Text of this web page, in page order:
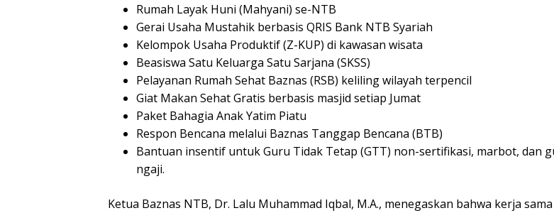
Rumah Layak Huni (Mahyani) se-NTB
Gerai Usaha Mustahik berbasis QRIS Bank NTB Syariah
Kelompok Usaha Produktif (Z-KUP) di kawasan wisata
Beasiswa Satu Keluarga Satu Sarjana (SKSS)
Pelayanan Rumah Sehat Baznas (RSB) keliling wilayah terpencil
Giat Makan Sehat Gratis berbasis masjid setiap Jumat
Paket Bahagia Anak Yatim Piatu
Respon Bencana melalui Baznas Tanggap Bencana (BTB)
Bantuan insentif untuk Guru Tidak Tetap (GTT) non-sertifikasi, marbot, dan
ngaji.
Ketua Baznas NTB, Dr. Lalu Muhammad Iqbal, M.A., menegaskan bahwa kerja